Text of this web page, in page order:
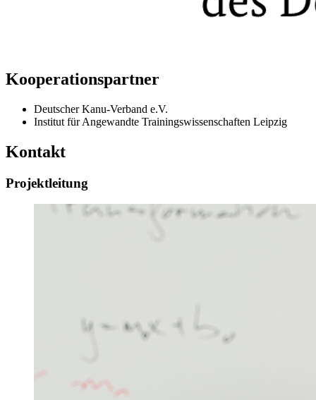
Kooperationspartner
Deutscher Kanu-Verband e.V.
Institut für Angewandte Trainingswissenschaften Leipzig
Kontakt
Projektleitung